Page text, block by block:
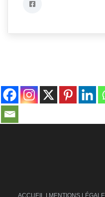
ACCUEIL | MENTIONS